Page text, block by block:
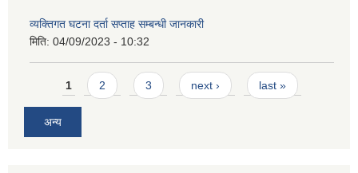
व्यक्तिगत घटना दर्ता सप्ताह सम्बन्धी जानकारी
मिति: 04/09/2023 - 10:32
Pages
1 2 3 next › last »
अन्य